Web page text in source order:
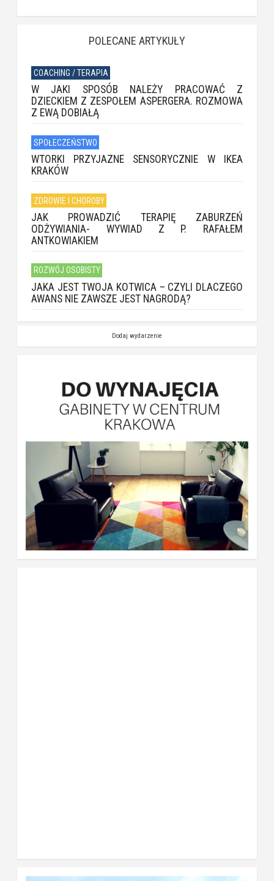
POLECANE ARTYKUŁY
COACHING / TERAPIA
W JAKI SPOSÓB NALEŻY PRACOWAĆ Z
DZIECKIEM Z ZESPOŁEM ASPERGERA. ROZMOWA
Z EWĄ DOBIAŁĄ
SPOŁECZEŃSTWO
WTORKI PRZYJAZNE SENSORYCZNIE W IKEA
KRAKÓW
ZDROWIE I CHOROBY
JAK PROWADZIĆ TERAPIĘ ZABURZEŃ
ODŻYWIANIA- WYWIAD Z P. RAFAŁEM
ANTKOWIAKIEM
ROZWÓJ OSOBISTY
JAKA JEST TWOJA KOTWICA – CZYLI DLACZEGO
AWANS NIE ZAWSZE JEST NAGRODĄ?
Dodaj wydarzenie